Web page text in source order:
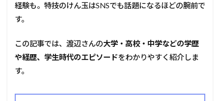
経験も。特技のけん玉はSNSでも話題になるほどの腕前で
す。
この記事では、渡辺さんの大学・高校・中学などの学歴
や経歴、学生時代のエピソードをわかりやすく紹介しま
す。